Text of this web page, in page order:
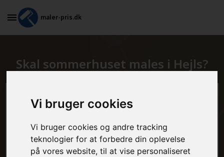
Vi bruger cookies
Vi bruger cookies og andre tracking
teknologier for at forbedre din oplevelse
på vores website, til at vise personaliseret
maler-pris.dk
Skal sommerhuset males i Hejls?
Beregn prisen her
MALEROPGAVER - INDVENDIGT: